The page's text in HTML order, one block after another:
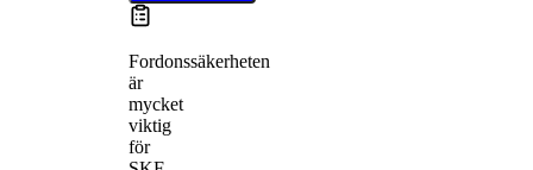
Fordonssäkerheten
är
mycket
viktig
för